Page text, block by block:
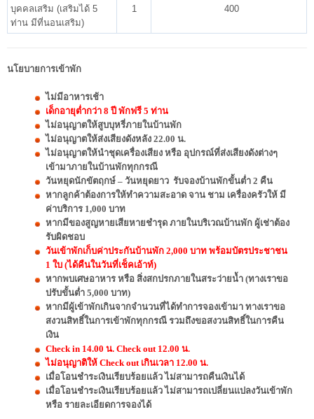
บุคคลเสริม (เสริมได้ 5
ท่าน มีที่นอนเสริม)
1 400
นโยบายการเข้าพัก
ไม่มีอาหารเช้า
เด็กอายุต่ำกว่า 8 ปี พักฟรี 5 ท่าน
ไม่อนุญาตให้สูบบุหรี่ภายในบ้านพัก
ไม่อนุญาตให้ส่งเสียงดังหลัง 22.00 น.
ไม่อนุญาตให้นำชุดเครื่องเสียง หรือ อุปกรณ์ที่ส่งเสียงดังต่างๆ
เข้ามาภายในบ้านพักทุกกรณี
วันหยุดนักขัตฤกษ์ – วันหยุดยาว รับจองบ้านพักขั้นต่ำ 2 คืน
หากลูกค้าต้องการให้ทำความสะอาด จาน ชาม เครื่องครัวให้ มี
ค่าบริการ 1,000 บาท
หากมีของสูญหายเสียหายชำรุด ภายในบริเวณบ้านพัก ผู้เช่าต้อง
รับผิดชอบ
วันเข้าพักเก็บค่าประกันบ้านพัก 2,000 บาท พร้อมบัตรประชาชน
1 ใบ (ได้คืนในวันที่เช็คเอ้าท์)
หากพบเศษอาหาร หรือ สิ่งสกปรกภายในสระว่ายน้ำ (ทางเราขอ
ปรับขั้นต่ำ 5,000 บาท)
หากมีผู้เข้าพักเกินจากจำนวนที่ได้ทำการจองเข้ามา ทางเราขอ
สงวนสิทธิ์ในการเข้าพักทุกกรณี รวมถึงขอสงวนสิทธิ์ในการคืน
เงิน
Check in 14.00 น. Check out 12.00 น.
ไม่อนุญาติให้ Check out เกินเวลา 12.00 น.
เมื่อโอนชำระเงินเรียบร้อยแล้ว ไม่สามารถคืนเงินได้
เมื่อโอนชำระเงินเรียบร้อยแล้ว ไม่สามารถเปลี่ยนแปลงวันเข้าพัก
หรือ รายละเอียดการจองได้